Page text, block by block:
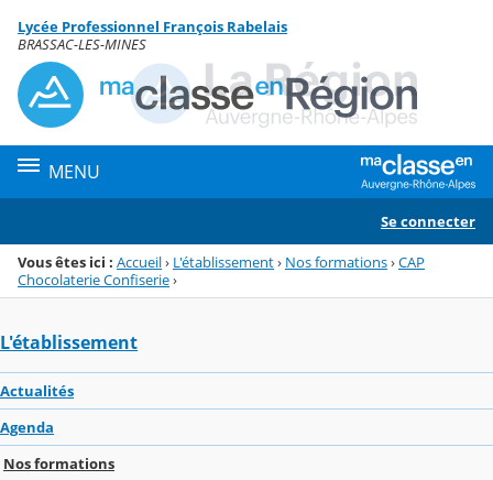
Menu de la rubrique
Contenu
Lycée Professionnel François Rabelais
BRASSAC-LES-MINES
MENU
Se connecter
Vous êtes ici : Accueil› L'établissement› Nos formations›CAP
Chocolaterie Confiserie›
L'établissement
Actualités
Agenda
Nos formations